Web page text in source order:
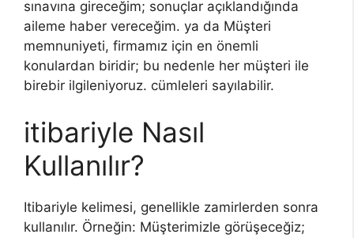
sınavına gireceğim; sonuçlar açıklandığında
aileme haber vereceğim. ya da Müşteri
memnuniyeti, firmamız için en önemli
konulardan biridir; bu nedenle her müşteri ile
birebir ilgileniyoruz. cümleleri sayılabilir.
itibariyle Nasıl
Kullanılır?
Itibariyle kelimesi, genellikle zamirlerden sonra
kullanılır. Örneğin: Müşterimizle görüşeceğiz;